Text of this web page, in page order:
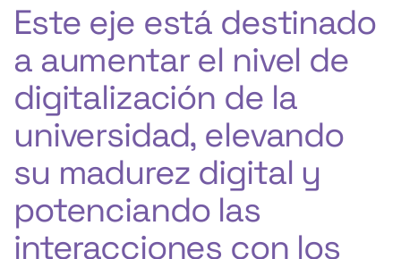
Este eje está destinado
a aumentar el nivel de
digitalización de la
universidad, elevando
su madurez digital y
potenciando las
interacciones con los